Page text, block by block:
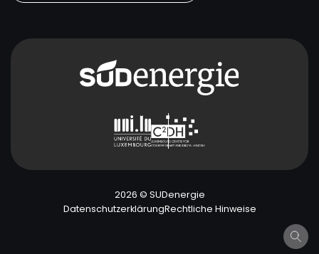
2026 © SUDenergie
DatenschutzerklärungRechtliche Hinweise